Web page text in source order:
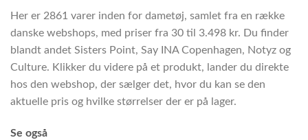
Her er 2861 varer inden for dametøj, samlet fra en række
danske webshops, med priser fra 30 til 3.498 kr. Du finder
blandt andet Sisters Point, Say INA Copenhagen, Notyz og
Culture. Klikker du videre på et produkt, lander du direkte
hos den webshop, der sælger det, hvor du kan se den
aktuelle pris og hvilke størrelser der er på lager.
Se også